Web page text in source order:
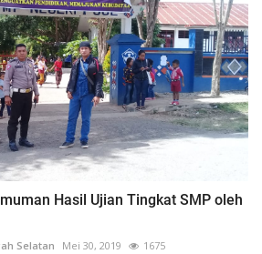
Hasil Ujian Tingkat SMP oleh
Selatan Mei 30, 2019 1675